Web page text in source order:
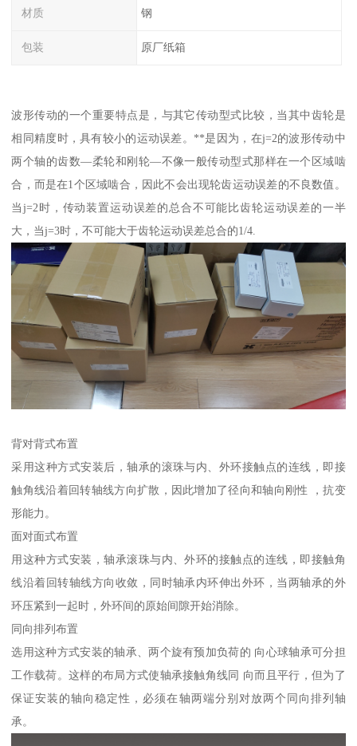
材质 钢
包装 原厂纸箱
波形传动的一个重要特点是，与其它传动型式比较，当其中齿轮是
相同精度时，具有较小的运动误差。**是因为，在j=2的波形传动中
两个轴的齿数—柔轮和刚轮—不像一般传动型式那样在一个区域啮
合，而是在1个区域啮合，因此不会出现轮齿运动误差的不良数值。
当j=2时，传动装置运动误差的总合不可能比齿轮运动误差的一半
大，当j=3时，不可能大于齿轮运动误差总合的1/4.
背对背式布置
采用这种方式安装后，轴承的滚珠与内、外环接触点的连线，即接
触角线沿着回转轴线方向扩散，因此增加了径向和轴向刚性 ，抗变
形能力。
面对面式布置
用这种方式安装，轴承滚珠与内、外环的接触点的连线，即接触角
线沿着回转轴线方向收敛，同时轴承内环伸出外环，当两轴承的外
环压紧到一起时，外环间的原始间隙开始消除。
同向排列布置
选用这种方式安装的轴承、两个旋有预加负荷的 向心球轴承可分担
工作载荷。这样的布局方式使轴承接触角线同 向而且平行，但为了
保证安装的轴向稳定性，必须在轴两端分别对放两个同向排列轴
承。